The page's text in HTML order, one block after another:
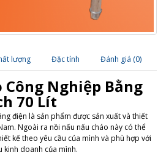
lượng Đặc tính Đánh giá (0)
Công Nghiệp Bằng
70 Lít
điện là sản phẩm được sản xuất và thiết
Ngoài ra nồi nấu nấu cháo này có thể
kế theo yêu cầu của mình và phù hợp với
kinh doanh của mình.